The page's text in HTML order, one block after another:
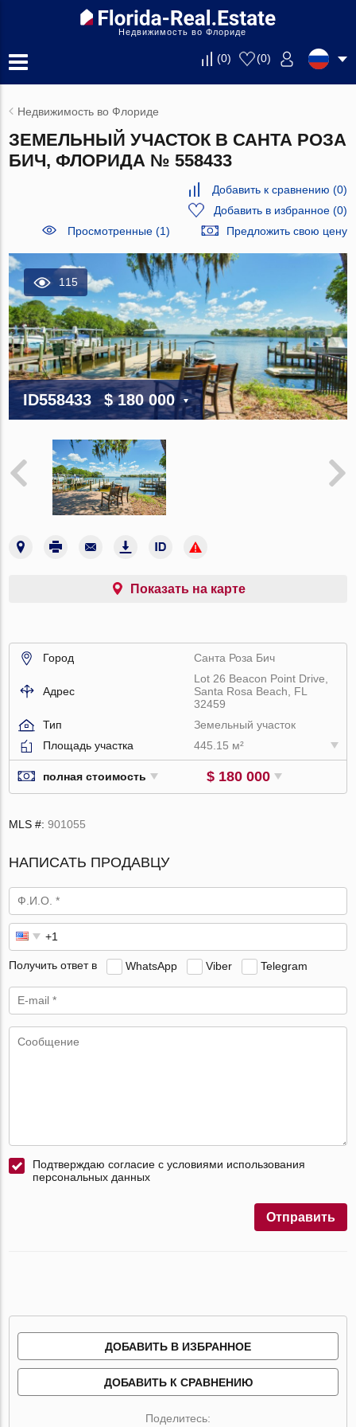
Недвижимость во Флориде
(0) (0)
Недвижимость во Флориде
ЗЕМЕЛЬНЫЙ УЧАСТОК В САНТА РОЗА
БИЧ, ФЛОРИДА № 558433
Добавить к сравнению (0)
Добавить в избранное(0)
Просмотренные (1)
Предложить свою цену
115
ID558433 $ 180 000
Показать на карте
Город Санта Роза Бич
Адрес
Lot 26 Beacon Point Drive,
Santa Rosa Beach, FL
32459
Тип
Земельный участок
Площадь участка
445.15 м²
полная стоимость $ 180 000
MLS #:901055
НАПИСАТЬ ПРОДАВЦУ
Получить ответ в WhatsApp Viber Telegram
Подтверждаю согласие с условиями использования
персональных данных
Отправить
ДОБАВИТЬ В ИЗБРАННОЕ
ДОБАВИТЬ К СРАВНЕНИЮ
Поделитесь: